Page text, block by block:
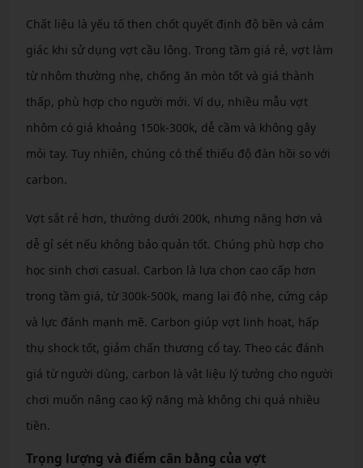
Chất liệu là yếu tố then chốt quyết định độ bền và cảm
giác khi sử dụng vợt cầu lông. Trong tầm giá rẻ, vợt làm
từ nhôm thường nhẹ, chống ăn mòn tốt và giá thành
thấp, phù hợp cho người mới. Ví dụ, nhiều mẫu vợt
nhôm có giá khoảng 150k-300k, dễ cầm và không gây
mỏi tay. Tuy nhiên, chúng có thể thiếu độ đàn hồi so với
carbon.
Vợt sắt rẻ hơn, thường dưới 200k, nhưng nặng hơn và
dễ gỉ sét nếu không bảo quản tốt. Chúng phù hợp cho
học sinh chơi casual. Carbon là lựa chọn cao cấp hơn
trong tầm giá, từ 300k-500k, mang lại độ nhẹ, cứng cáp
và lực đánh mạnh mẽ. Carbon giúp vợt linh hoạt, hấp
thụ shock tốt, giảm chấn thương cổ tay. Theo các đánh
giá từ người dùng, carbon là vật liệu lý tưởng cho người
chơi muốn nâng cao kỹ năng mà không chi quá nhiều
tiền.
Trọng lượng và điểm cân bằng của vợt